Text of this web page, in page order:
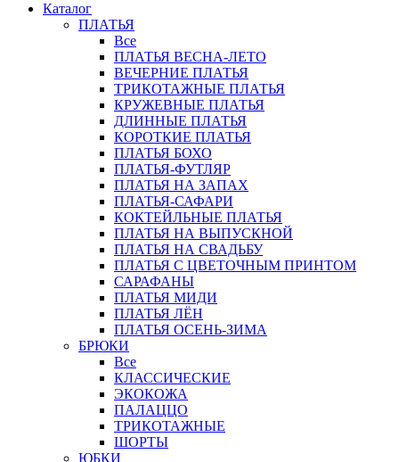
Каталог
ПЛАТЬЯ
Все
ПЛАТЬЯ ВЕСНА-ЛЕТО
ВЕЧЕРНИЕ ПЛАТЬЯ
ТРИКОТАЖНЫЕ ПЛАТЬЯ
КРУЖЕВНЫЕ ПЛАТЬЯ
ДЛИННЫЕ ПЛАТЬЯ
КОРОТКИЕ ПЛАТЬЯ
ПЛАТЬЯ БОХО
ПЛАТЬЯ-ФУТЛЯР
ПЛАТЬЯ НА ЗАПАХ
ПЛАТЬЯ-САФАРИ
КОКТЕЙЛЬНЫЕ ПЛАТЬЯ
ПЛАТЬЯ НА ВЫПУСКНОЙ
ПЛАТЬЯ НА СВАДЬБУ
ПЛАТЬЯ С ЦВЕТОЧНЫМ ПРИНТОМ
САРАФАНЫ
ПЛАТЬЯ МИДИ
ПЛАТЬЯ ЛЁН
ПЛАТЬЯ ОСЕНЬ-ЗИМА
БРЮКИ
Все
КЛАССИЧЕСКИЕ
ЭКОКОЖА
ПАЛАЦЦО
ТРИКОТАЖНЫЕ
ШОРТЫ
ЮБКИ